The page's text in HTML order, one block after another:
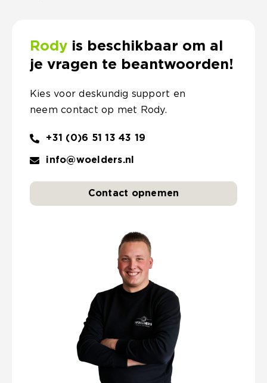
Rodyis beschikbaar om al
je vragen te beantwoorden!
Kies voor deskundig support en
neem contact op met Rody.
+31 (0)6 51 13 43 19
info@woelders.nl
Contact opnemen